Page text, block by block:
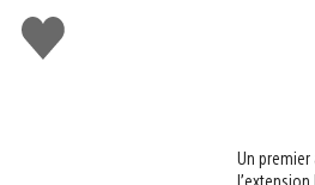
J'aime
Un